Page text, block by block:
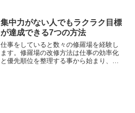
分の外見に自信が持てないなど理由は人
それぞれですがそうそう落ち込んでばか
りいても損をしてしまいます。メンタル
を強化することで自分に自信を取り...
集中力がない人でもラクラク目標
が達成できる7つの方法
仕事をしていると数々の修羅場を経験し
ます。修羅場の改修方法は仕事の効率化
と優先順位を整理する事から始まり、最